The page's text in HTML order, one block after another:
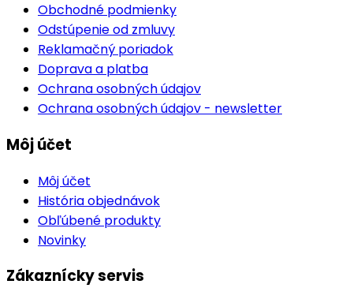
Obchodné podmienky
Odstúpenie od zmluvy
Reklamačný poriadok
Doprava a platba
Ochrana osobných údajov
Ochrana osobných údajov - newsletter
Môj účet
Môj účet
História objednávok
Obľúbené produkty
Novinky
Zákaznícky servis